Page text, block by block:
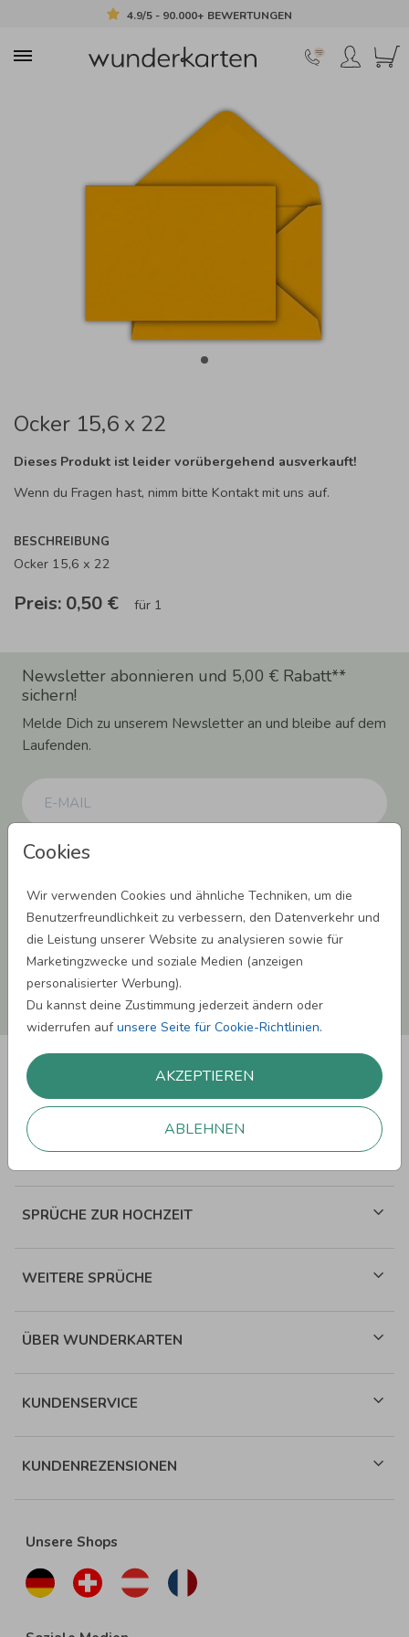
4.9/5 - 90.000+ BEWERTUNGEN
Cookies
Wir verwenden Cookies und ähnliche Techniken, um die
Benutzerfreundlichkeit zu verbessern, den Datenverkehr und
die Leistung unserer Website zu analysieren sowie für
Marketingzwecke und soziale Medien (anzeigen
personalisierter Werbung).
Du kannst deine Zustimmung jederzeit ändern oder
widerrufen aufunsere Seite für Cookie-Richtlinien.
AKZEPTIEREN
ABLEHNEN
Ocker 15,6 x 22
Dieses Produkt ist leider vorübergehend ausverkauft!
Wenn du Fragen hast, nimm bitte Kontakt mit uns auf.
BESCHREIBUNG
Ocker 15,6 x 22
Preis: 0,50 € für 1
Newsletter abonnieren und 5,00 € Rabatt**
sichern!
Melde Dich zu unserem Newsletter an und bleibe auf dem
Laufenden.
Einwilligung zur Datennutzung für Marketingzwecke: Hiermit willigst Du ein,
Produktinformationen zu Deinen Interessen auf anderen Plattformen wie
Facebook und Google anzeigen. Um Dir diesen Service anbieten zu können,
nutzen wir Deine personenbezogenen Daten und teilen diese auch mit Dritten,
wenn erforderlich. Du kannst diese Einwilligung jederzeit widerrufen. Weitere
Informationen erhätst Du in unserer Datenschutzerklärung.
ANMELDEN
SPRÜCHE ZUM GEBURTSTAG
SPRÜCHE ZUR HOCHZEIT
WEITERE SPRÜCHE
ÜBER WUNDERKARTEN
KUNDENSERVICE
KUNDENREZENSIONEN
Unsere Shops